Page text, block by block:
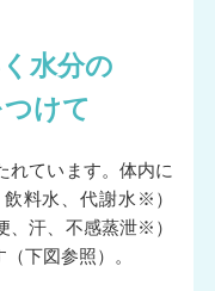
水分の
けて
れています。体内に
料水、代謝水※）
、汗、不感蒸泄※）
下図参照）。